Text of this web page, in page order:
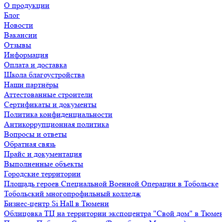
О продукции
Блог
Новости
Вакансии
Отзывы
Информация
Оплата и доставка
Школа благоустройства
Наши партнёры
Аттестованные строители
Сертификаты и документы
Политика конфиденциальности
Антикоррупционная политика
Вопросы и ответы
Обратная связь
Прайс и документация
Выполненные объекты
Городские территории
Площадь героев Специальной Военной Операции в Тобольске
Тобольский многопрофильный колледж
Бизнес-центр Si Hall в Тюмени
Облицовка ТЦ на территории экспоцентра "Свой дом" в